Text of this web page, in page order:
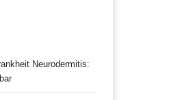
Neurodermitis: